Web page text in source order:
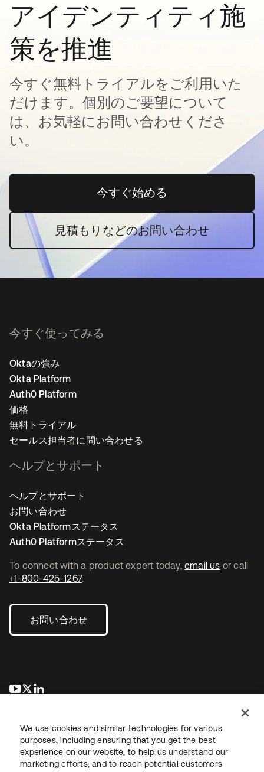
アイデンティティ施
策を推進
今すぐ無料トライアルをご利用いた
だけます。個別のご要望について
は、お気軽にお問い合わせくださ
い。
今すぐ始める新しいタブで開く
見積もりなどのお問い合わせ
To connect with a product expert today, email us or call
+1-800-425-1267.
お問い合わせ
新しいタブで開く
新しいタブで開く
今すぐ使ってみる
Oktaの強み
Okta Platform
Auth0 Platform
価格
無料トライアル
セールス担当者に問い合わせる
ヘルプとサポート
ヘルプとサポート
お問い合わせ
Okta Platformステータス
Auth0 Platformステータス
We use cookies and similar technologies for various
purposes, including ensuring that you get the best
experience on our website, to help us understand our
marketing efforts, and to reach potential customers